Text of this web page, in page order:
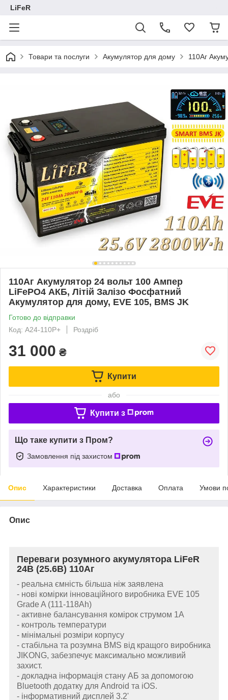
LiFeR
Товари та послуги Акумулятор для дому 110Аг
110Аг Акумулятор 24 вольт 100 Ампер
LiFePO4 АКБ, Літій Залізо Фосфатний
Акумулятор для дому, EVE 105, BMS JK
Готово до відправки
Код: A24-110P+
Роздріб
31 000 ₴
Купити
або
Купити з
Що таке купити з Пром?
Замовлення під захистом
Опис Характеристики Доставка Оплата Умови
Опис
Переваги розумного акумулятора LiFeR
24В (25.6В) 110Аг
- реальна ємність більша ніж заявлена
- нові комірки інноваційного виробника EVE 105
Grade A (111-118Ah)
- активне балансування комірок струмом 1А
- контроль температури
- мінімальні розміри корпусу
- стабільна та розумна BMS від кращого виробника
JIKONG, забезпечує максимально можливий
захист.
- докладна інформація стану АБ за допомогою
Bluetooth додатку для Android та iOS.
- інформативний дисплей 3.2'